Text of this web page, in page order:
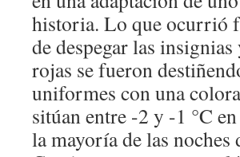
historia. Lo que ocurrió
de despegar las
rojas se fueron
uniformes con una
sitúan entre -2 y -1 °C
la mayoría de las